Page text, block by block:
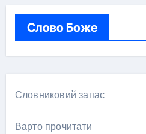
Слово Боже
Словниковий запас
Варто прочитати